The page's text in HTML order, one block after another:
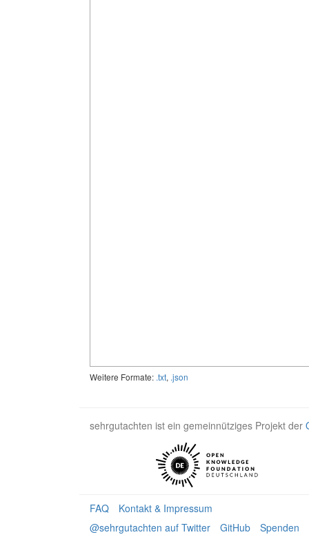
Weitere Formate: .txt, .json
sehrgutachten ist ein gemeinnütziges Projekt der
FAQ
Kontakt & Impressum
@sehrgutachten auf Twitter
GitHub Spenden